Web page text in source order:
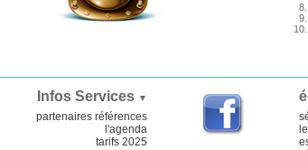
Infos Services ▼
partenaires références
l'agenda
tarifs 2025